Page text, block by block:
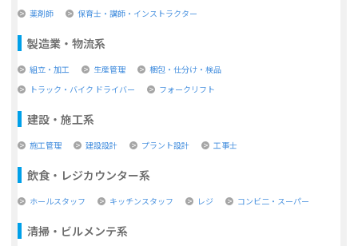
薬剤師
保育士・講師・インストラクター
製造業・物流系
組立・加工 生産管理
梱包・仕分け・検品
トラック・バイク ドライバー
フォークリフト
建設・施工系
施工管理 建設設計 プラント設計 工事士
飲食・レジカウンター系
ホールスタッフ キッチンスタッフ レジ コンビ二・スーパー
清掃・ビルメンテ系